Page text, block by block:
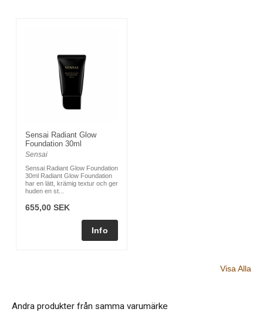
Sensai Radiant Glow
Foundation 30ml
Sensai
Sensai Radiant Glow Foundation
30ml Radiant Glow Foundation
har en lätt, krämig textur och ger
huden en st...
655,00 SEK
Visa Alla
Andra produkter från samma varumärke